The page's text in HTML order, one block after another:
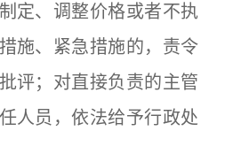
定、调整价格或者不执
施、紧急措施的，责令
评；对直接负责的主管
人员，依法给予行政处